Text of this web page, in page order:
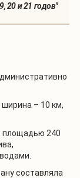
20 и 21 годов"
– 10 км,
площадью 240
составляла